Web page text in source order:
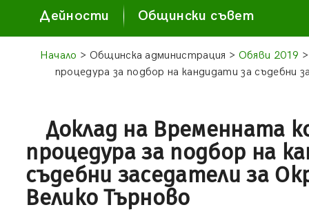
Дейности Общински съвет
Начало > Общинска администрация > Обяви 2019
процедура за подбор на кандидати за съдебни
Доклад на Временната
процедура за подбор на
съдебни заседатели за
Велико Търново